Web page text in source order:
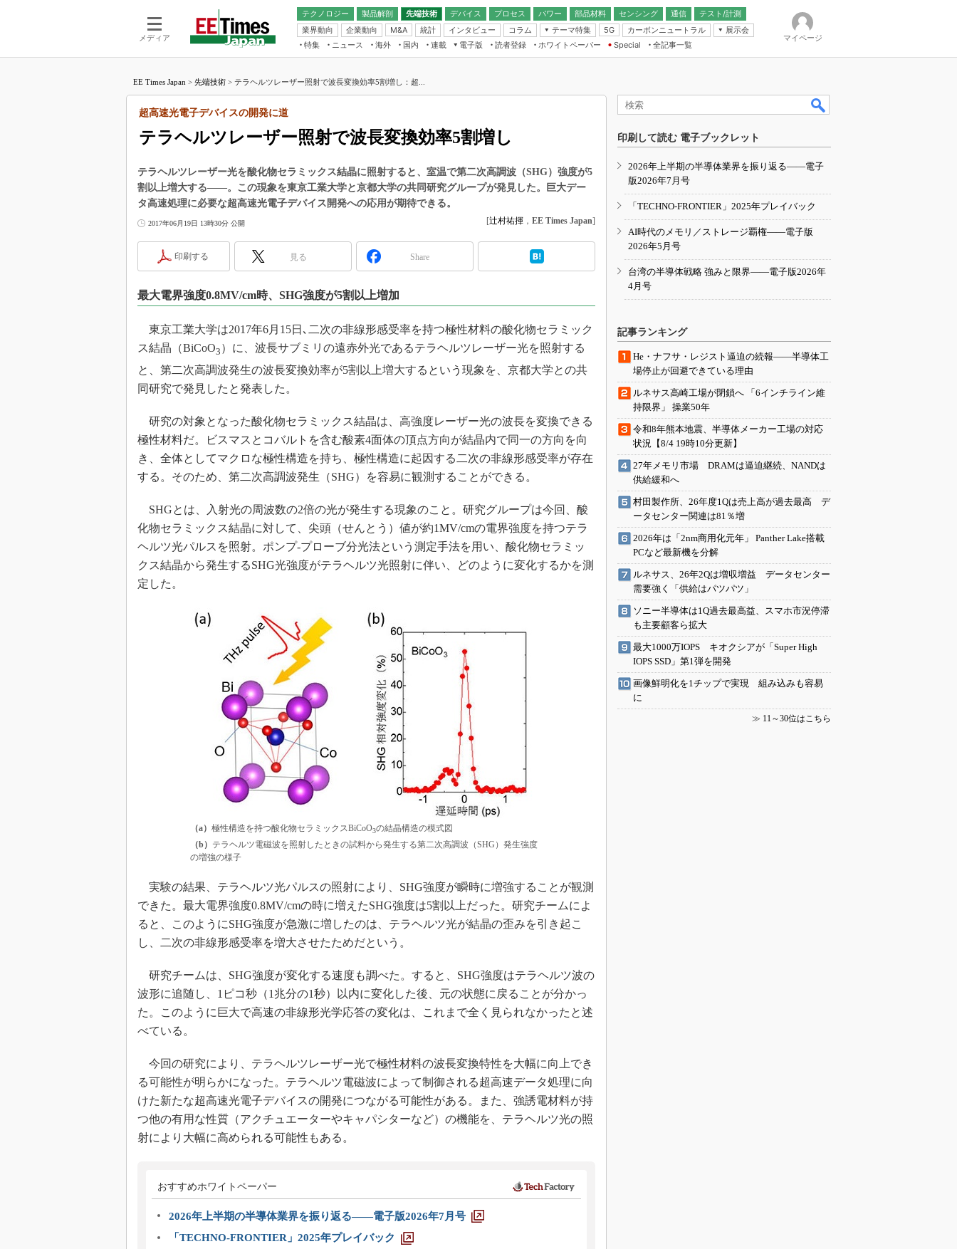
メディア
テクノロジー 製品解剖
先端技術
電池／エネルギー
デバイス
アナログ
マイコン
プロセス パワー 部品材料 センシング
通信
無線
テスト/計測
業界動向
企業動向 M&A 統計 インタビュー コラム
テーマ特集
フィジカルAI
読者調査（EE Times Research）
IoT
電源設計（EDN Japan）
エレクトロニクス入門（EDN
5G カーボンニュートラル
展示会
IoT・エッジコンピューティング
EXPO
TECHNO-FRONTIER
人とくるま展
特集 ニュース 海外 国内
連載
福田昭のデバイス通信
大山聡の業界スコープ
リタイア直前エンジニアの社会人大
学漂流記
この10年で起こったこと、次の10年
製品分解で探るアジアの新トレンド
光伝送技術を知る
“異端児エンジニア”が仕掛けた社内
イノベーションは日本を救うのか
IHSアナリスト「未来展望」
「英語に愛されないエンジニア」の
ための新行動論
電子版
電子ブックレット
読者登録 ホワイトペーパー
Special
全記事一覧
マイページ
EE Times Japan > 先端技術 > テラヘルツレーザー照射で波長変換効率5割増し：超...
テラヘルツレーザー照射で波長変換効率5割増し
超高速光電子デバイスの開発に道
テラヘルツレーザー光を酸化物セラミックス結晶に照射すると、室温で第二次高調波（SHG）強度が5
割以上増大する――。この現象を東京工業大学と京都大学の共同研究グループが発見した。巨大デー
タ高速処理に必要な超高速光電子デバイス開発への応用が期待できる。
2017年06月19日 13時30分 公開 [辻村祐揮 ， EE Times Japan]
印刷する 見る Share
最大電界強度0.8MV/cm時、SHG強度が5割以上増加
東京工業大学は2017年6月15日､二次の非線形感受率を持つ極性材料の酸化物セラミック
ス結晶（BiCoO3 ）に、波長サブミリの遠赤外光であるテラヘルツレーザー光を照射する
と、第二次高調波発生の波長変換効率が5割以上増大するという現象を、京都大学との共
同研究で発見したと発表した。
研究の対象となった酸化物セラミックス結晶は、高強度レーザー光の波長を変換できる
極性材料だ。ビスマスとコバルトを含む酸素4面体の頂点方向が結晶内で同一の方向を向
き、全体としてマクロな極性構造を持ち、極性構造に起因する二次の非線形感受率が存在
する。そのため、第二次高調波発生（SHG）を容易に観測することができる。
SHGとは、入射光の周波数の2倍の光が発生する現象のこと。研究グループは今回、酸
化物セラミックス結晶に対して、尖頭（せんとう）値が約1MV/cmの電界強度を持つテラ
ヘルツ光パルスを照射。ポンプ‐プローブ分光法という測定手法を用い、酸化物セラミッ
クス結晶から発生するSHG光強度がテラヘルツ光照射に伴い、どのように変化するかを測
定した。
（a） 極性構造を持つ酸化物セラミックスBiCoO3の結晶構造の模式図
（b） テラヘルツ電磁波を照射したときの試料から発生する第二次高調波（SHG）発生強度
の増強の様子
実験の結果、テラヘルツ光パルスの照射により、SHG強度が瞬時に増強することが観測
できた。最大電界強度0.8MV/cmの時に増えたSHG強度は5割以上だった。研究チームによ
ると、このようにSHG強度が急激に増したのは、テラヘルツ光が結晶の歪みを引き起こ
し、二次の非線形感受率を増大させたためだという。
研究チームは、SHG強度が変化する速度も調べた。すると、SHG強度はテラヘルツ波の
波形に追随し、1ピコ秒（1兆分の1秒）以内に変化した後、元の状態に戻ることが分かっ
た。このように巨大で高速の非線形光学応答の変化は、これまで全く見られなかったと述
べている。
今回の研究により、テラヘルツレーザー光で極性材料の波長変換特性を大幅に向上でき
る可能性が明らかになった。テラヘルツ電磁波によって制御される超高速データ処理に向
けた新たな超高速光電子デバイスの開発につながる可能性がある。また、強誘電材料が持
つ他の有用な性質（アクチュエーターやキャパシターなど）の機能を、テラヘルツ光の照
射により大幅に高められる可能性もある。
おすすめホワイトペーパー
2026年上半期の半導体業界を振り返る――電子版2026年7月号
「TECHNO-FRONTIER」2025年プレイバック
印刷して読む 電子ブックレット
2026年上半期の半導体業界を振り返る――電子
版2026年7月号
「TECHNO-FRONTIER」2025年プレイバック
AI時代のメモリ／ストレージ覇権――電子版
2026年5月号
台湾の半導体戦略 強みと限界――電子版2026年
4月号
記事ランキング
He・ナフサ・レジスト逼迫の続報――半導体工
場停止が回避できている理由
ルネサス高崎工場が閉鎖へ 「6インチライン維
持限界」 操業50年
令和8年熊本地震、半導体メーカー工場の対応
状況【8/4 19時10分更新】
27年メモリ市場 DRAMは逼迫継続、NANDは
供給緩和へ
村田製作所、26年度1Qは売上高が過去最高 デ
ータセンター関連は81％増
2026年は「2nm商用化元年」 Panther Lake搭載
PCなど最新機を分解
ルネサス、26年2Qは増収増益 データセンター
需要強く「供給はパツパツ」
ソニー半導体は1Q過去最高益、スマホ市況停滞
も主要顧客ら拡大
最大1000万IOPS キオクシアが「Super High
IOPS SSD」第1弾を開発
画像鮮明化を1チップで実現 組み込みも容易
に
≫ 11～30位はこちら